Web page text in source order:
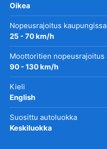
Oikea
Nopeusrajoitus kaupungissa
25 - 70 km/h
Moottoritien nopeusrajoitus
90 - 130 km/h
Kieli
English
Suosittu autoluokka
Keskiluokka